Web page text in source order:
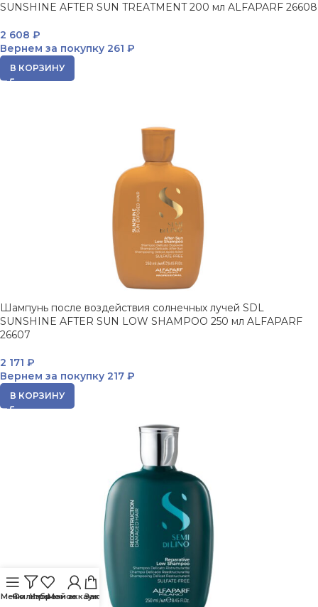
SUNSHINE AFTER SUN TREATMENT 200 мл ALFAPARF 26608
2 608 ₽
Вернем за покупку 261 ₽
В КОРЗИНУ
Шампунь после воздействия солнечных лучей SDL
SUNSHINE AFTER SUN LOW SHAMPOO 250 мл ALFAPARF
26607
2 171 ₽
Вернем за покупку 217 ₽
В КОРЗИНУ
МенюФильтры
Избранное
Мой аккаунт
Заказ